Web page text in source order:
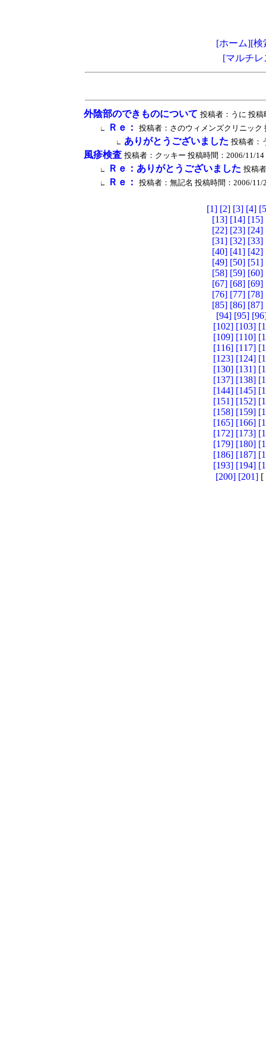
[ホーム][検
[マルチ
外陰部のできものについて 投稿者：うに 投
∟ Ｒｅ： 投稿者：さのウィメンズクリニック
∟ ありがとうございました 投稿者：
風疹検査 投稿者：クッキー 投稿時間：2006/11/
∟ Ｒｅ：ありがとうございました 投稿
∟ Ｒｅ： 投稿者：無記名 投稿時間：2006/
[1] [2] [3] [4]
[13] [14] [15]
[22] [23] [24]
[31] [32] [33]
[40] [41] [42]
[49] [50] [51]
[58] [59] [60]
[67] [68] [69]
[76] [77] [78]
[85] [86] [87]
[94] [95]
[102] [103]
[109] [110]
[116] [117]
[123] [124]
[130] [131]
[137] [138]
[144] [145]
[151] [152]
[158] [159]
[165] [166]
[172] [173]
[179] [180]
[186] [187]
[193] [194]
[200] [201] [